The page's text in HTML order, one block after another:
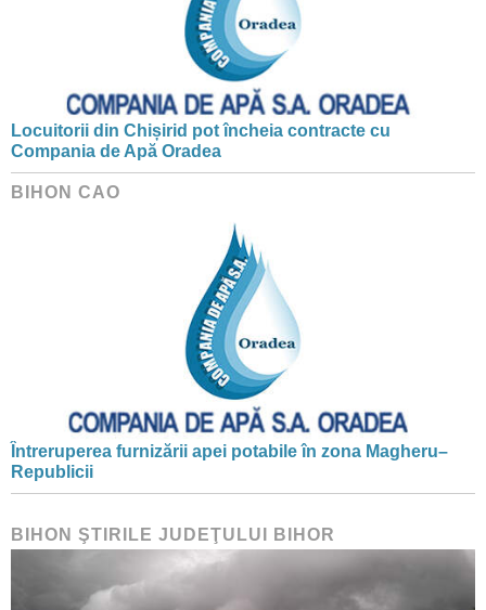
Locuitorii din Chișirid pot încheia contracte cu
Compania de Apă Oradea
BIHON CAO
Întreruperea furnizării apei potabile în zona Magheru–
Republicii
BIHON ŞTIRILE JUDEŢULUI BIHOR